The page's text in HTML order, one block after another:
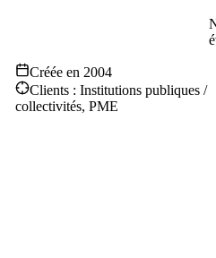
Créée en 2004
Clients : Institutions publiques /
collectivités, PME